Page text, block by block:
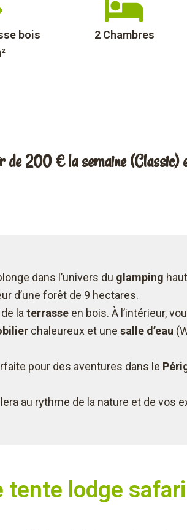
bois
2 Chambres
de 200 € la semaine
dans l’univers du glamping
d’une forêt de 9 hectares.
la terrasseen bois. À l’intérieur,
chaleureux et une salle d’eau
pour des aventures dans le
au rythme de la nature et de vos
lodge